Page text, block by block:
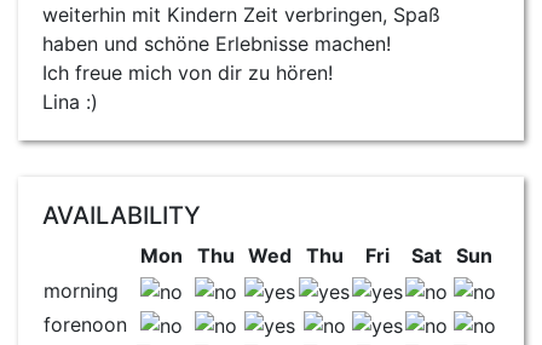
weiterhin mit Kindern Zeit verbringen, Spaß
haben und schöne Erlebnisse machen!
Ich freue mich von dir zu hören!
Lina :)
AVAILABILITY
Mon Thu Wed Thu Fri Sat Sun
morning
forenoon